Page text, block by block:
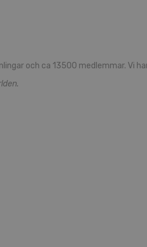
och ca 13500 medlemmar. Vi